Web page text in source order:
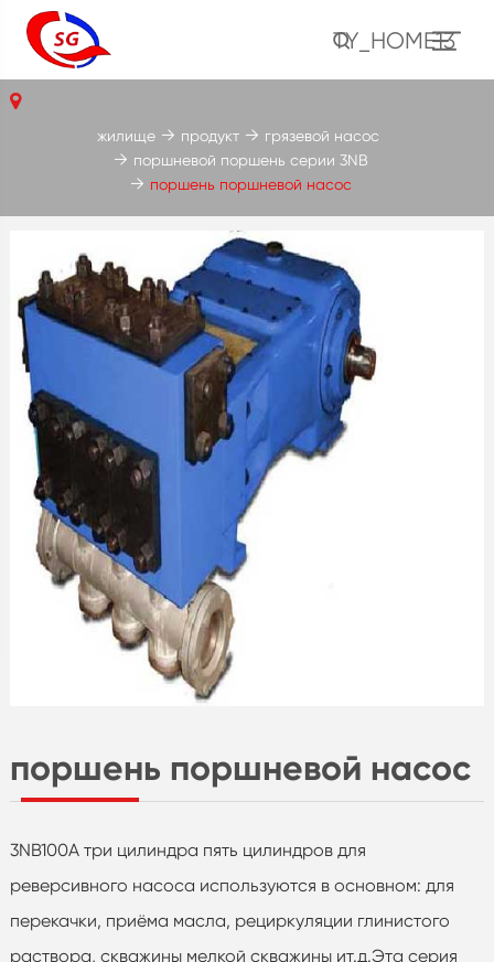
TY_HOME13
поршень поршневой насос
3NB100A три цилиндра пять цилиндров для
реверсивного насоса используются в основном: для
перекачки, приёма масла, рециркуляции глинистого
раствора, скважины мелкой скважины ит.д.Эта серия
жилище продукт
грязевой насос
поршневой поршень серии 3NB
поршень поршневой насос